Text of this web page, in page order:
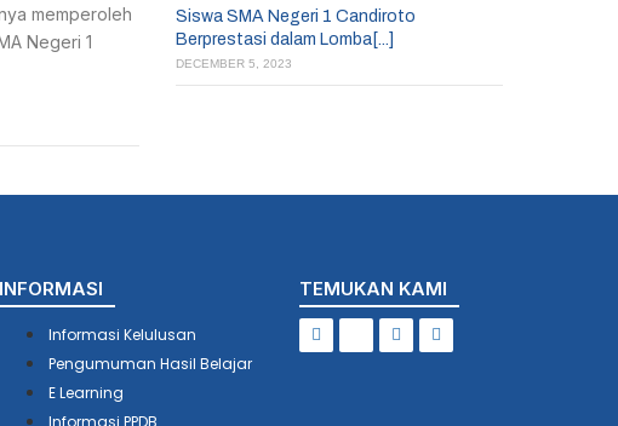
memperoleh
Negeri 1
Siswa SMA Negeri 1 Candiroto
Berprestasi dalam Lomba[...]
DECEMBER 5, 2023
INFORMASI
Informasi Kelulusan
Pengumuman Hasil Belajar
E Learning
Informasi PPDB
TEMUKAN KAMI